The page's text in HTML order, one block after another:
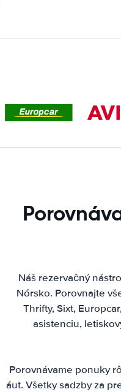
Náš rezervačný
Nórsko. Porovnajte
Thrifty, Sixt,
asistenciu,
Porovnávame ponuky
áut. Všetky sadzby za